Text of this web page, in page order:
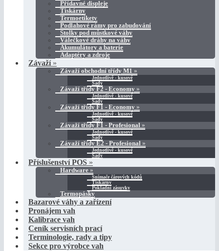
Přídavné displeje
Tiskárny
Termoetikety
Podlahové rámy pro zabudování
Stolky pod můstkové váhy
Válečkové dráhy na váhy
Akumulátory a baterie
Adaptéry a zdroje
Závaží »
Závaží obchodní třídy M1 »
Jednotlivě - kusové
Sady
Závaží třídy F2 - Economy »
Jednotlivě - kusové
Sady
Závaží třídy F1 - Economy »
Jednotlivě - kusové
Sady
Závaží třídy F1 - Profesional »
Jednotlivě - kusové
Sady
Závaží třídy E2 - Profesional »
Jednotlivě - kusové
Sady
Příslušenství POS »
Hardware »
Snímače čárových kódů
Tiskárny
Pokladní zásuvky
Termopásky
Bazarové váhy a zařízení
Pronájem vah
Kalibrace vah
Ceník servisních prací
Terminologie, rady a tipy
Sekce pro výrobce vah